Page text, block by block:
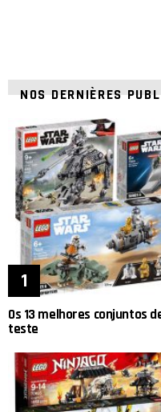
NOS DERNIÈRES
Os 13 melhores conjuntos
teste